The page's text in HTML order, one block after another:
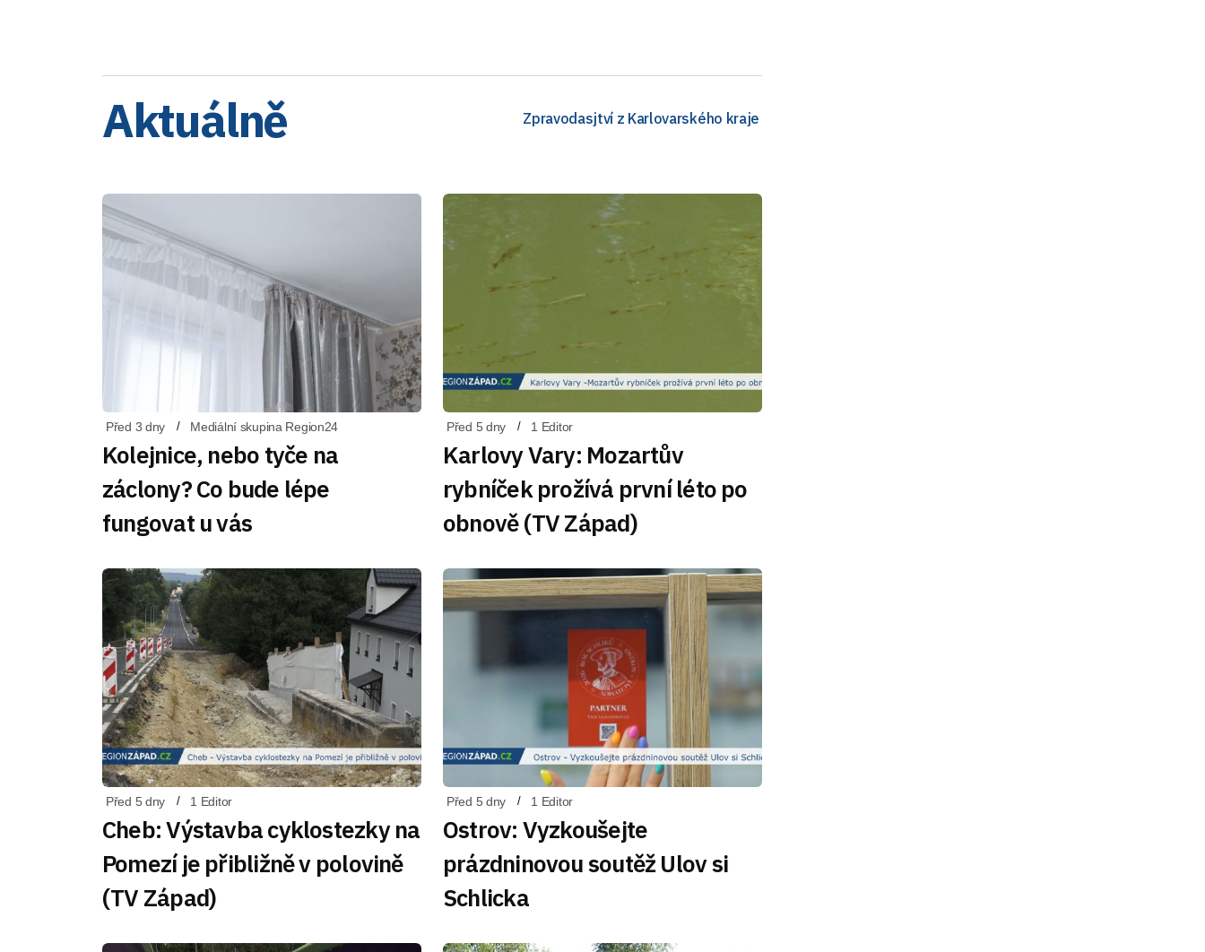
Aktuálně Zpravodasjtví z Karlovarského kraje
Před 3 dny Mediální skupina Region24
Kolejnice, nebo tyče na
záclony? Co bude lépe
fungovat u vás
Před 5 dny 1 Editor
Karlovy Vary: Mozartův
rybníček prožívá první léto po
obnově (TV Západ)
Před 5 dny 1 Editor
Cheb: Výstavba cyklostezky na
Pomezí je přibližně v polovině
(TV Západ)
Před 5 dny 1 Editor
Ostrov: Vyzkoušejte
prázdninovou soutěž Ulov si
Schlicka